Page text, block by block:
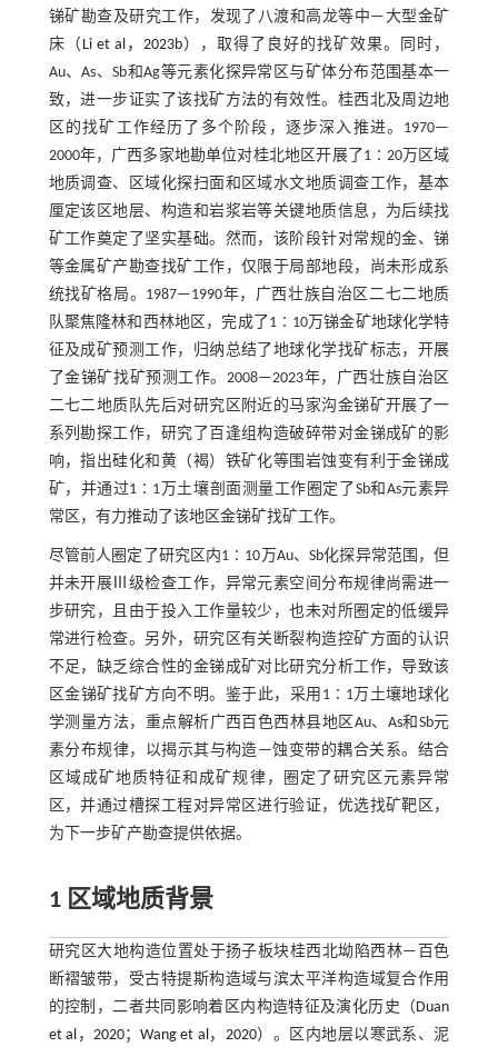
锑矿勘查及研究工作，发现了八渡和高龙等中—大型金矿
床（ Li et al，2023b），取得了良好的找矿效果。同时，
Au、As、Sb和Ag等元素化探异常区与矿体分布范围基本一
致，进一步证实了该找矿方法的有效性。桂西北及周边地
区的找矿工作经历了多个阶段，逐步深入推进。1970—
2000年，广西多家地勘单位对桂北地区开展了1∶20万区域
地质调查、区域化探扫面和区域水文地质调查工作，基本
厘定该区地层、构造和岩浆岩等关键地质信息，为后续找
矿工作奠定了坚实基础。然而，该阶段针对常规的金、锑
等金属矿产勘查找矿工作，仅限于局部地段，尚未形成系
统找矿格局。1987—1990年，广西壮族自治区二七二地质
队聚焦隆林和西林地区，完成了1∶10万锑金矿地球化学特
征及成矿预测工作，归纳总结了地球化学找矿标志，开展
了金锑矿找矿预测工作。2008—2023年，广西壮族自治区
二七二地质队先后对研究区附近的马家沟金锑矿开展了一
系列勘探工作，研究了百逢组构造破碎带对金锑成矿的影
响，指出硅化和黄（褐）铁矿化等围岩蚀变有利于金锑成
矿，并通过1∶1万土壤剖面测量工作圈定了Sb和As元素异
常区，有力推动了该地区金锑矿找矿工作。
尽管前人圈定了研究区内1∶10万Au、Sb化探异常范围，但
并未开展Ⅲ级检查工作，异常元素空间分布规律尚需进一
步研究，且由于投入工作量较少，也未对所圈定的低缓异
常进行检查。另外，研究区有关断裂构造控矿方面的认识
不足，缺乏综合性的金锑成矿对比研究分析工作，导致该
区金锑矿找矿方向不明。鉴于此，采用1∶1万土壤地球化
学测量方法，重点解析广西百色西林县地区Au、As和Sb元
素分布规律，以揭示其与构造—蚀变带的耦合关系。结合
区域成矿地质特征和成矿规律，圈定了研究区元素异常
区，并通过槽探工程对异常区进行验证，优选找矿靶区，
为下一步矿产勘查提供依据。
1 区域地质背景
研究区大地构造位置处于扬子板块桂西北坳陷西林—百色
断褶皱带，受古特提斯构造域与滨太平洋构造域复合作用
的控制，二者共同影响着区内构造特征及演化历史（Duan
et al，2020； Wang et al，2020）。区内地层以寒武系、泥